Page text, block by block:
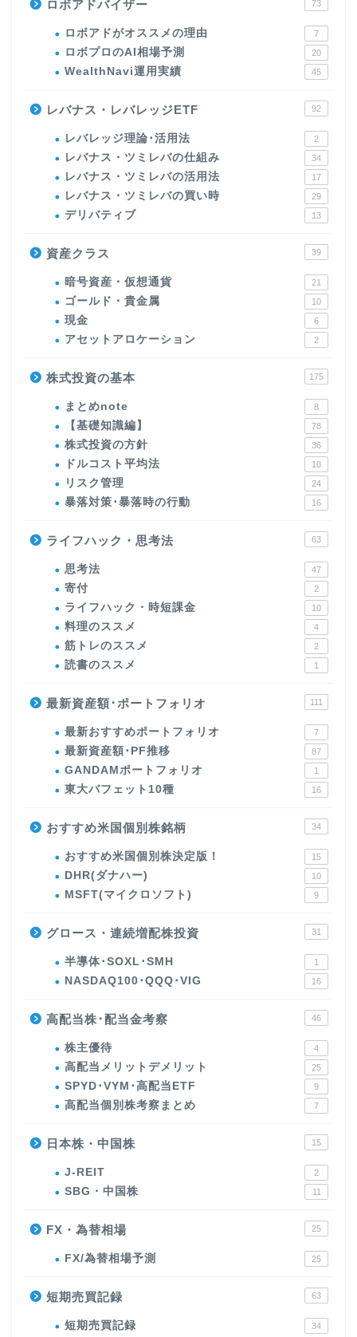
ロボアドバイザー 73
ロボアドがオススメの理由 7
ロボプロのAI相場予測 20
WealthNavi運用実績 45
レバナス・レバレッジETF 92
レバレッジ理論･活用法 2
レバナス・ツミレバの仕組み 34
レバナス・ツミレバの活用法 17
レバナス・ツミレバの買い時 29
デリバティブ 13
資産クラス 39
暗号資産・仮想通貨 21
ゴールド・貴金属 10
現金 6
アセットアロケーション 2
株式投資の基本 175
まとめnote 8
【基礎知識編】 78
株式投資の方針 36
ドルコスト平均法 10
リスク管理 24
暴落対策･暴落時の行動 16
ライフハック・思考法 63
思考法 47
寄付 2
ライフハック・時短課金 10
料理のススメ 4
筋トレのススメ 2
読書のススメ 1
最新資産額･ポートフォリオ 111
最新おすすめポートフォリオ 7
最新資産額･PF推移 87
GANDAMポートフォリオ 1
東大バフェット10種 16
おすすめ米国個別株銘柄 34
おすすめ米国個別株決定版！ 15
DHR(ダナハー) 10
MSFT(マイクロソフト) 9
グロース・連続増配株投資 31
半導体･SOXL･SMH 1
NASDAQ100･QQQ･VIG 16
高配当株･配当金考察 46
株主優待 4
高配当メリットデメリット 25
SPYD･VYM･高配当ETF 9
高配当個別株考察まとめ 7
日本株・中国株 15
J-REIT 2
SBG・中国株 11
FX・為替相場 25
FX/為替相場予測 25
短期売買記録 63
短期売買記録 34